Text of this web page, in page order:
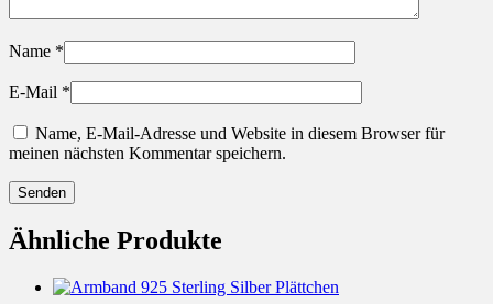
Name *
E-Mail *
Name, E-Mail-Adresse und Website in diesem Browser für
meinen nächsten Kommentar speichern.
Ähnliche Produkte